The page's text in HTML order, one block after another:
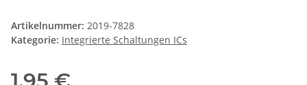
Artikelnummer: 2019-7828
Kategorie: Integrierte Schaltungen ICs